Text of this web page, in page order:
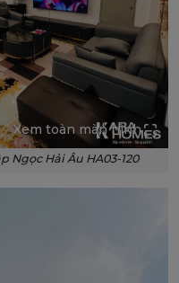
Xem toàn màn hình
Ngọc Hải Âu HA03-120